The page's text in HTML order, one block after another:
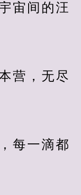
间的汪
，无尽
一滴都